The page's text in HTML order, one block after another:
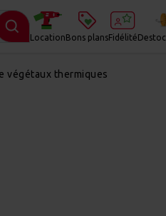
LocationBons plansFidélité
végétaux thermiques